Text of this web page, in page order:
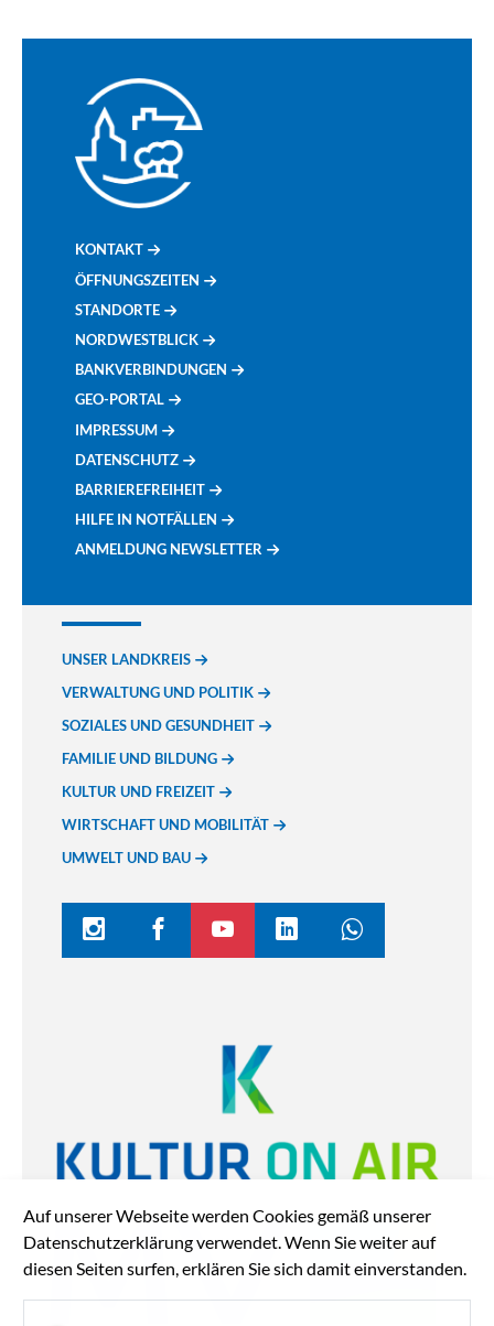
Auf unserer Webseite werden Cookies gemäß unserer
Datenschutzerklärung verwendet. Wenn Sie weiter auf
diesen Seiten surfen, erklären Sie sich damit einverstanden.
KONTAKT
ÖFFNUNGSZEITEN
STANDORTE
NORDWESTBLICK
BANKVERBINDUNGEN
GEO-PORTAL
IMPRESSUM
DATENSCHUTZ
BARRIEREFREIHEIT
HILFE IN NOTFÄLLEN
ANMELDUNG NEWSLETTER
UNSER LANDKREIS
VERWALTUNG UND POLITIK
SOZIALES UND GESUNDHEIT
FAMILIE UND BILDUNG
KULTUR UND FREIZEIT
WIRTSCHAFT UND MOBILITÄT
UMWELT UND BAU